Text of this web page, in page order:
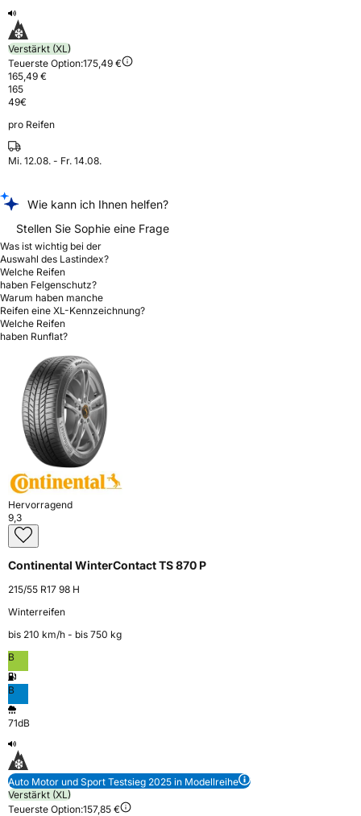
Verstärkt (XL)
Teuerste Option:175,49 €
165,49 €
165
49€
pro Reifen
Mi. 12.08. - Fr. 14.08.
Wie kann ich Ihnen helfen?
Stellen Sie Sophie eine Frage
Was ist wichtig bei der
Auswahl des Lastindex?
Welche Reifen
haben Felgenschutz?
Warum haben manche
Reifen eine XL-Kennzeichnung?
Welche Reifen
haben Runflat?
Hervorragend
9,3
Continental WinterContact TS 870 P
215/55 R17 98 H
Winterreifen
bis 210 km⁠/⁠h - bis 750 kg
B
B
71dB
Auto Motor und Sport Testsieg 2025 in Modellreihe
Verstärkt (XL)
Teuerste Option:157,85 €